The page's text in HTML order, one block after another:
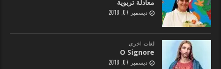
معادلة تربوية
ديسمبر 07, 2018
لغات اخرى
O Signore
ديسمبر 07, 2018